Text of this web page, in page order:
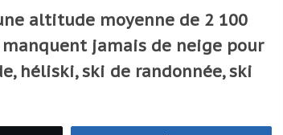
altitude moyenne de 2 100
manquent jamais de neige pour
héliski, ski de randonnée, ski